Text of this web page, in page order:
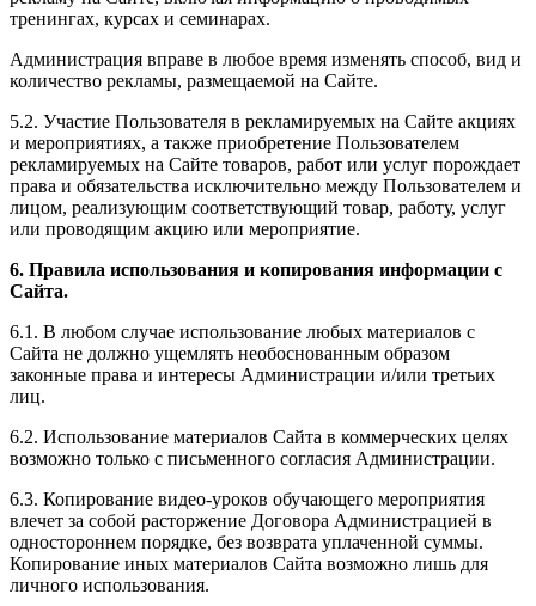
тренингах, курсах и семинарах.
Администрация вправе в любое время изменять способ, вид и
количество рекламы, размещаемой на Сайте.
5.2. Участие Пользователя в рекламируемых на Сайте акциях
и мероприятиях, а также приобретение Пользователем
рекламируемых на Сайте товаров, работ или услуг порождает
права и обязательства исключительно между Пользователем и
лицом, реализующим соответствующий товар, работу, услуг
или проводящим акцию или мероприятие.
6. Правила использования и копирования информации с
Сайта.
6.1. В любом случае использование любых материалов с
Сайта не должно ущемлять необоснованным образом
законные права и интересы Администрации и/или третьих
лиц.
6.2. Использование материалов Сайта в коммерческих целях
возможно только с письменного согласия Администрации.
6.3. Копирование видео-уроков обучающего мероприятия
влечет за собой расторжение Договора Администрацией в
одностороннем порядке, без возврата уплаченной суммы.
Копирование иных материалов Сайта возможно лишь для
личного использования.